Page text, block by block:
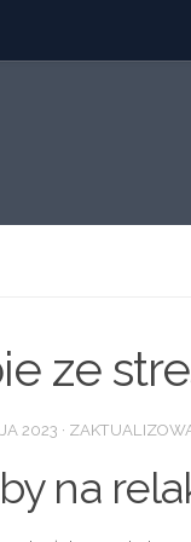
ze
2023 ·
na